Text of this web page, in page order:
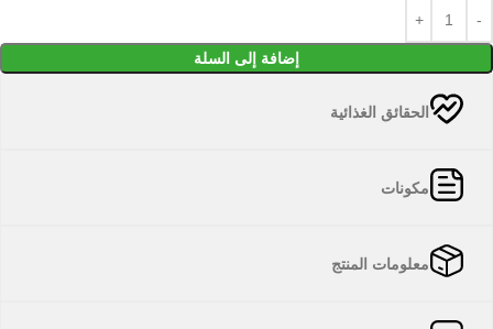
إضافة إلى السلة
الحقائق الغذائية
مكونات
معلومات المنتج